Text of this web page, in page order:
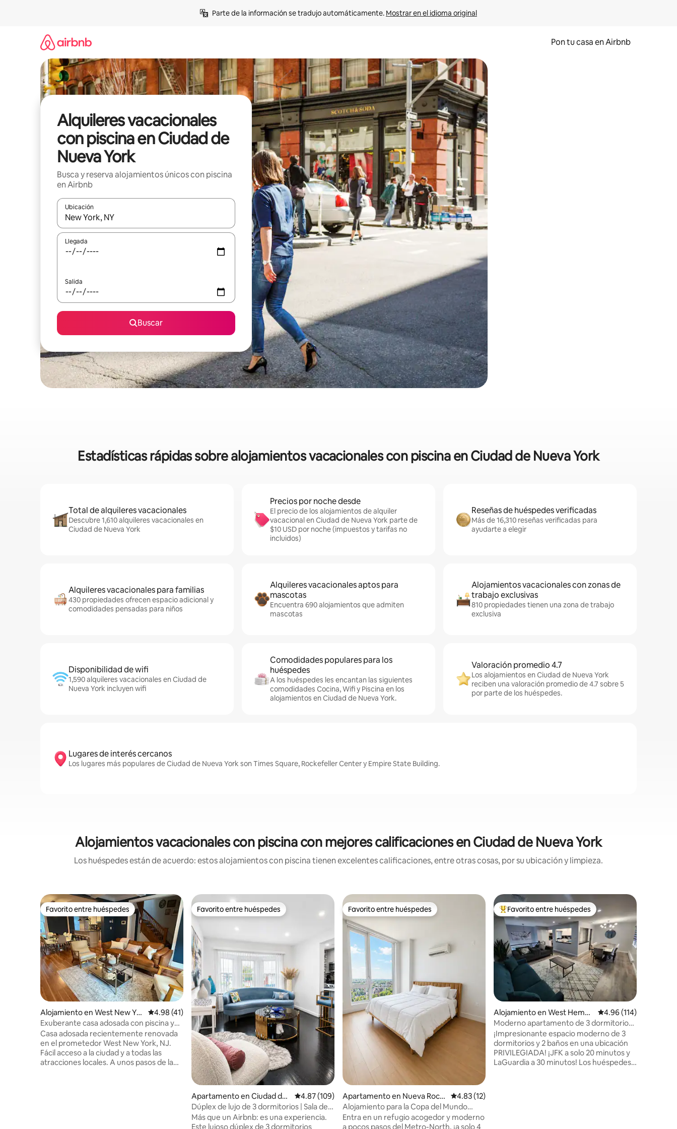
Parte de la información se tradujo automáticamente. Mostrar en el idioma original
Pon tu casa en Airbnb
Alquileres vacacionales
con piscina en Ciudad de
Nueva York
Busca y reserva alojamientos únicos con piscina
en Airbnb
Ubicación
Cuando los resultados estén disponibles, navega con las teclas de flecha hacia arriba y hacia abajo o explora con el tacto o desliza el dedo.
Llegada
Salida
Buscar
Estadísticas rápidas sobre alojamientos vacacionales con piscina en Ciudad de Nueva York
Total de alquileres vacacionales
Descubre 1,610 alquileres vacacionales en
Ciudad de Nueva York
Precios por noche desde
El precio de los alojamientos de alquiler
vacacional en Ciudad de Nueva York parte de
$10 USD por noche (impuestos y tarifas no
incluidos)
Reseñas de huéspedes verificadas
Más de 16,310 reseñas verificadas para
ayudarte a elegir
Alquileres vacacionales para familias
430 propiedades ofrecen espacio adicional y
comodidades pensadas para niños
Alquileres vacacionales aptos para
mascotas
Encuentra 690 alojamientos que admiten
mascotas
Alojamientos vacacionales con zonas de
trabajo exclusivas
810 propiedades tienen una zona de trabajo
exclusiva
Disponibilidad de wifi
1,590 alquileres vacacionales en Ciudad de
Nueva York incluyen wifi
Comodidades populares para los
huéspedes
A los huéspedes les encantan las siguientes
comodidades Cocina, Wifi y Piscina en los
alojamientos en Ciudad de Nueva York.
Valoración promedio 4.7
Los alojamientos en Ciudad de Nueva York
reciben una valoración promedio de 4.7 sobre 5
por parte de los huéspedes.
Lugares de interés cercanos
Los lugares más populares de Ciudad de Nueva York son Times Square, Rockefeller Center y Empire State Building.
Alojamientos vacacionales con piscina con mejores calificaciones en Ciudad de Nueva York
Los huéspedes están de acuerdo: estos alojamientos con piscina tienen excelentes calificaciones, entre otras cosas, por su ubicación y limpieza.
Favorito entre huéspedes
Favorito entre huéspedes
Alojamiento en West New Yor
k
Calificación promedio: 4.98 de 5, 41 reseñas
4.98 (41)
Exuberante casa adosada con piscina y
estacionamiento.
Casa adosada recientemente renovada
en el prometedor West New York, NJ.
Fácil acceso a la ciudad y a todas las
atracciones locales. A unos pasos de la
Favorito entre huéspedes
Favorito entre huéspedes
Apartamento en Ciudad de
Jersey
Calificación promedio: 4.87 de 5, 109 reseñas
4.87 (109)
Dúplex de lujo de 3 dormitorios | Sala de
juegos de última generación
Más que un Airbnb: es una experiencia.
Este lujoso dúplex de 3 dormitorios
Favorito entre huéspedes
Favorito entre huéspedes
Apartamento en Nueva Roch
elle
Calificación promedio: 4.83 de 5, 12 reseñas
4.83 (12)
Alojamiento para la Copa del Mundo
cerca de Manhattan • Edificio de lujo
Entra en un refugio acogedor y moderno
a pocos pasos del Metro-North, ¡a solo 4
Favorito entre huéspedes preferido
Favorito entre huéspedes
Alojamiento en West Hemps
tead
Calificación promedio:
4.96 (114)
Moderno apartamento de 3 dormitorios
en ubicación privilegiada
¡Impresionante espacio moderno de 3
dormitorios y 2 baños en una ubicación
PRIVILEGIADA! ¡JFK a solo 20 minutos y
LaGuardia a 30 minutos! Los huéspedes